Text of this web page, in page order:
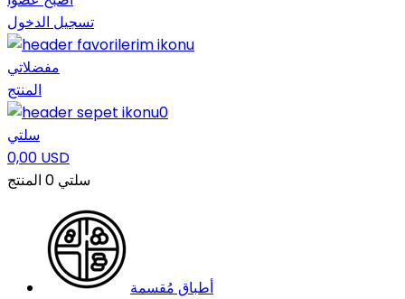
تسجيل الدخول
مفضلاتي
المنتج
0
سلتي
0,00 USD
سلتي 0 المنتج
أطباق مُقسمة